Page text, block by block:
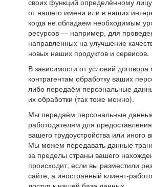
своих функций определённому
от нашего имени или в наших
когда не обладаем необходимым
ресурсов — например, для
направленных на улучшение
новых наших продуктов и сервисов.
В зависимости от условий
контрагентам обработку ваших
либо передаём персональные
их обработки (так тоже можно).
Мы передаём персональные
работодателям для
вашего трудоустройства или иного
Мы можем передавать данные
за пределы страны вашего
происходит, если вы разместили
сайте, а иностранный клиент-